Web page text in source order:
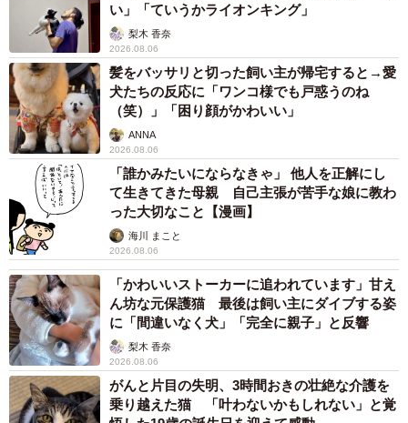
い」「ていうかライオンキング」
梨木 香奈
2026.08.06
髪をバッサリと切った飼い主が帰宅すると→愛
犬たちの反応に「ワンコ様でも戸惑うのね
（笑）」「困り顔がかわいい」
ANNA
2026.08.06
「誰かみたいにならなきゃ」 他人を正解にし
て生きてきた母親 自己主張が苦手な娘に教わ
った大切なこと【漫画】
海川 まこと
2026.08.06
「かわいいストーカーに追われています」甘え
ん坊な元保護猫 最後は飼い主にダイブする姿
に「間違いなく犬」「完全に親子」と反響
梨木 香奈
2026.08.06
がんと片目の失明、3時間おきの壮絶な介護を
乗り越えた猫 「叶わないかもしれない」と覚